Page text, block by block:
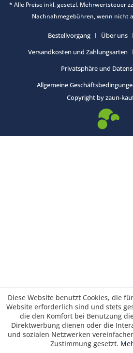
* Alle Preise inkl. gesetzl. Mehrwertsteuer
Nachnahmegebühren, wenn nicht
Bestellvorgang Über uns
Versandkosten und Zahlungsarten
Privatsphäre und
Allgemeine
Copyright by zaun-
Diese Website benutzt Cookies, die
Website erforderlich sind und stets
die den Komfort bei Benutzung
Direktwerbung dienen oder die
und sozialen Netzwerken
Zustimmung gesetzt.